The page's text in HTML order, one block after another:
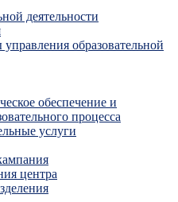
деятельности
образовательной
обеспечение и
процесса
услуги
центра